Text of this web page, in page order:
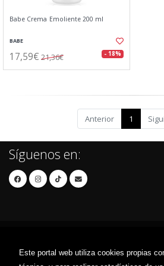
Este portal web utiliza cookies propias
Babe Crema Emoliente 200 ml
BABE
17,59€ 21,36€ - 18%
Anterior 1
Síguenos en: